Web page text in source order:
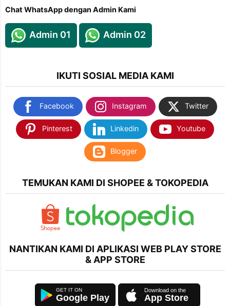
Chat WhatsApp dengan Admin Kami
Admin 01 Admin 02
IKUTI SOSIAL MEDIA KAMI
Facebook Instagram Twitter
Pinterest Linkedin Youtube
Blogger
TEMUKAN KAMI DI SHOPEE & TOKOPEDIA
NANTIKAN KAMI DI APLIKASI WEB PLAY STORE
& APP STORE
Google Play App Store